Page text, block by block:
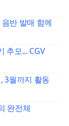
반 발매 함께
추모... CGV
3월까지 활동
완전체